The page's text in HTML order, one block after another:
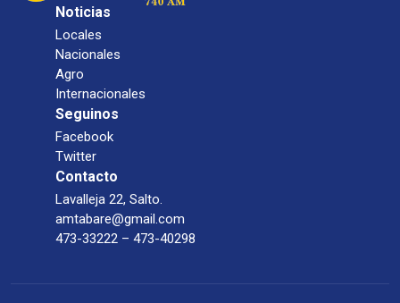
Noticias
Locales
Nacionales
Agro
Internacionales
Seguinos
Facebook
Twitter
Contacto
Lavalleja 22, Salto.
amtabare@gmail.com
473-33222 – 473-40298